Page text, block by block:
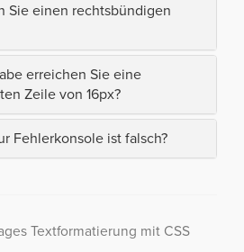
Sie einen rechtsbündigen
erreichen Sie eine
Zeile von 16px?
Fehlerkonsole ist falsch?
Textformatierung mit CSS